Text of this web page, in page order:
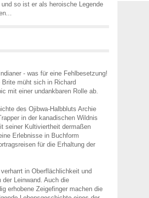
so ist er als heroische Legende
- was für eine Fehlbesetzung!
müht sich in Richard
mit einer undankbaren Rolle ab.
des Ojibwa-Halbbluts Archie
in der kanadischen Wildnis
seiner Kultiviertheit dermaßen
Erlebnisse in Buchform
für die Erhaltung der
in Oberflächlichkeit und
Leinwand. Auch die
erhobene Zeigefinger machen die